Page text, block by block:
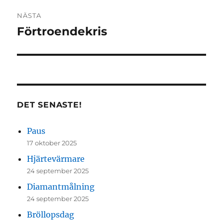
NÄSTA
Nästa
Förtroendekris
DET SENASTE!
Paus
17 oktober 2025
Hjärtevärmare
24 september 2025
Diamantmålning
24 september 2025
Bröllopsdag